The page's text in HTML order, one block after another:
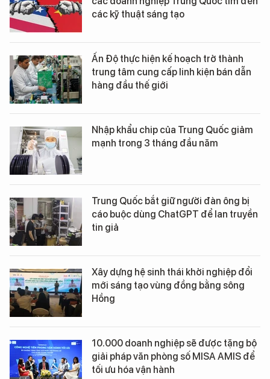
các kỹ thuật sáng tạo
Ấn Độ thực hiện kế hoạch trở thành
trung tâm cung cấp linh kiện bán dẫn
hàng đầu thế giới
Nhập khẩu chip của Trung Quốc giảm
mạnh trong 3 tháng đầu năm
Trung Quốc bắt giữ người đàn ông bị
cáo buộc dùng ChatGPT để lan truyền
tin giả
Xây dựng hệ sinh thái khởi nghiệp đổi
mới sáng tạo vùng đồng bằng sông
Hồng
10.000 doanh nghiệp sẽ được tặng bộ
giải pháp văn phòng số MISA AMIS để
tối ưu hóa vận hành